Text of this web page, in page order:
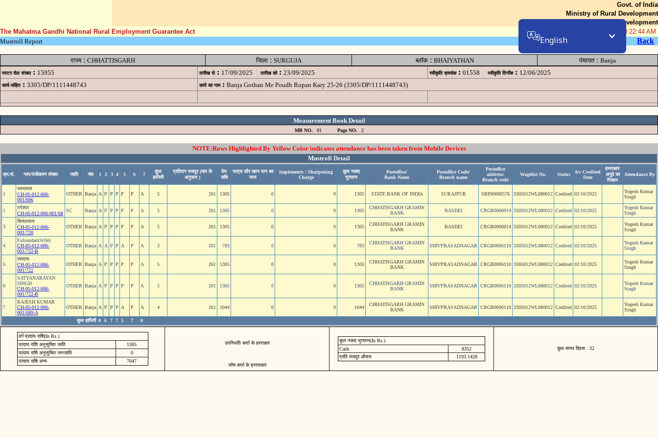
Govt. of India
Ministry of Rural Development
Department of Rural Development
The Mahatma Gandhi National Rural Employment Guarantee Act
06-Aug-2026 10:22:44 AM
Mustroll Report
Back
राज्य: CHHATTISGARH जिला: SURGUJA ब्लॉक: BHAIYATHAN पंचायत: Banja
मस्टर रोल संख्या : 15955 तारीख से : 17/09/2025 तारीख को : 23/09/2025 स्वीकृति क्रमांक : 01558 स्वीकृति दिनॉंक : 12/06/2025
कार्य-संहित : 3305/DP/1111448743 कार्य का नाम : Banja Gothan Me Poudh Ropan Kary 25-26 (3305/DP/1111448743)
Measurement Book Detail
MB NO. 81 Page NO. 2
NOTE:Rows Highlighted By Yellow Color indicates attendance has been taken from Mobile Devices
Mustroll Detail
क्र.सं. नाम/पंजीकरण संख्या जाति गांव 1 2 3 4 5 6 7
कुल
हाजिरी
प्रतिदन मजदूर (माप के
अनुसार )
देय
राशि
यात्रा और खान पान का
व्यय
Implements / Sharpening
Charge
कुल नकद
भुगतान
Postoffice/
Bank Name
Postoffice Code/
Branch name
Postoffice
address/
Branch code
Wagelist No. Status
A/c Credited
Date
हस्ताक्षर/
अगुठे का
निशान
Attendance By
1
भवरलाल
CH-05-012-006-
001/696
OTHER Banja A P P P P P A 5 261 1305 0 0 1305 STATE BANK OF INDIA SURAJPUR SBIN0000576 3305012WL080012 Credited 02/10/2025
Yogesh Kumar
Singh
2
तपेश्‍वर
CH-05-012-006-001/68
SC Banja A P P P P P A 5 261 1305 0 0 1305
CHHATISGARH GRAMIN
BANK
BASDEI CRGB0006014 3305012WL080012 Credited 02/10/2025
Yogesh Kumar
Singh
3
सिमंलसाय
CH-05-012-006-
001/720
OTHER Banja A P P P P P A 5 261 1305 0 0 1305
CHHATISGARH GRAMIN
BANK
BASDEI CRGB0006014 3305012WL080012 Credited 02/10/2025
Yogesh Kumar
Singh
4
Fulsundari(Wife)
CH-05-012-006-
001/722-B
OTHER Banja A A P P A P A 3 261 783 0 0 783
CHHATISGARH GRAMIN
BANK
SHIVPRASADNAGAR CRGB0006110 3305012WL080012 Credited 02/10/2025
Yogesh Kumar
Singh
5
रामदास
CH-05-012-006-
001/722
OTHER Banja A P P P P P A 5 261 1305 0 0 1305
CHHATISGARH GRAMIN
BANK
SHIVPRASADNAGAR CRGB0006110 3305012WL080012 Credited 02/10/2025
Yogesh Kumar
Singh
6
SATYANARAYAN
SINGH
CH-05-012-006-
001/722-B
OTHER Banja A P P P P P A 5 261 1305 0 0 1305
CHHATISGARH GRAMIN
BANK
SHIVPRASADNAGAR CRGB0006110 3305012WL080012 Credited 02/10/2025
Yogesh Kumar
Singh
7
RAJESH KUMAR
CH-05-012-006-
001/689-A
OTHER Banja A P P P A P A 4 261 1044 0 0 1044
CHHATISGARH GRAMIN
BANK
SHIVPRASADNAGAR CRGB0006110 3305012WL080012 Credited 02/10/2025
Yogesh Kumar
Singh
कुल हाजिरी 0 6 7 7 5 7 0
वर्ग प्रदाय राशि(In Rs.)
प्रदाय राशि अनुसूचित जाति
1305
प्रदाय राशि अनुसूचित जनजाति
0
प्रदाय राशि अन्य
7047
उपस्थिति कर्ता के हस्ताक्षर
जॉच कर्ता के ह्रस्ताक्षर
कुल नकद भुगतान(In Rs.)
Cash
8352
प्रति मजदुर औसत
1193.1428
कुल मानव दिवस : 32
English